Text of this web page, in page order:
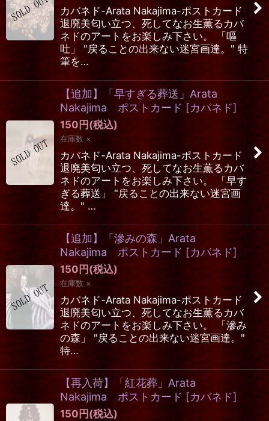
カバネド-Arata Nakajima-ポストカード
退廃美匂い立つ、死してなお生薫るカバ
ネドのアートをお楽しみ下さい。 「嘔
吐」 "戻ることの出来ない迷宮画達。" 特
筆を…
【追加】「早すぎる葬送」Arata
Nakajima ポストカード [カバネド]
150 円 (税込)
在庫数 ×
カバネド-Arata Nakajima-ポストカード
退廃美匂い立つ、死してなお生薫るカバ
ネドのアートをお楽しみ下さい。 「早す
ぎる葬送」 "戻ることの出来ない迷宮画
達。" …
【追加】「滲みの森」Arata
Nakajima ポストカード [カバネド]
150 円 (税込)
在庫数 ×
カバネド-Arata Nakajima-ポストカード
退廃美匂い立つ、死してなお生薫るカバ
ネドのアートをお楽しみ下さい。 「滲み
の森」 "戻ることの出来ない迷宮画達。"
特…
【再入荷】「紅花葬」Arata
Nakajima ポストカード [カバネド]
150 円 (税込)